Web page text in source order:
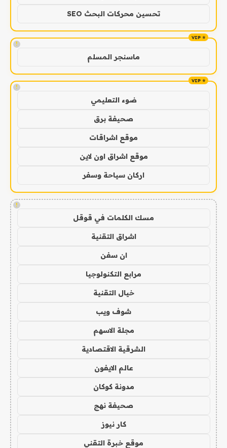
تحسين محركات البحث SEO
!
ماسنجر المسلم
!
ضوء التعليمي
صحيفة برق
موقع اشراقات
موقع اشراق اون لاين
اركان سياحة وسفر
!
مسك الكلمات في قوقل
اشراق التقنية
ان سفن
مرابع التكنولوجيا
خيال التقنية
شوف ويب
مجلة الاسهم
الشرقية الاقتصادية
عالم الايفون
مدونة كوكان
صحيفة نهج
كار نيوز
موقع خبرة التقني